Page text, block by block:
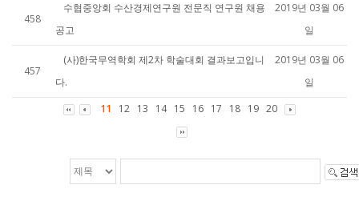
458
수협중앙회 수산경제연구원 전문직 연구원 채용
공고
2019년 03월 06
일
457
(사)한국무역학회 제2차 학술대회 결과보고입니
다.
2019년 03월 06
일
11
12 13 14 15 16 17 18 19 20